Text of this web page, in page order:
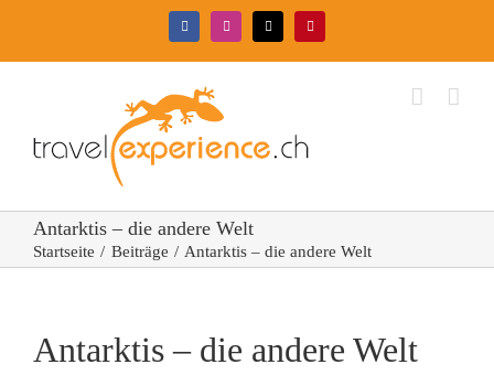
FacebookInstagram
X Pinterest
Antarktis – die andere Welt
Startseite Beiträge Antarktis – die andere Welt
Antarktis – die andere Welt